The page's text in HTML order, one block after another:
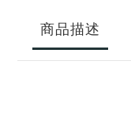
商品描述